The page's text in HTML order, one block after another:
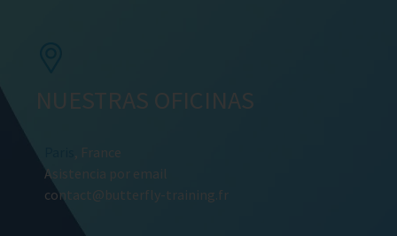
NUESTRAS OFICINAS
, France
Asistencia por email
contact@butterfly-training.fr